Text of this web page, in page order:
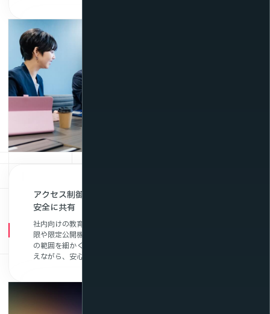
アクセス制御・限定公開機能で教育動画・社内資料を
安全に共有
社内向けの教育コンテンツや機密性の高い資料も、アクセス制
限や限定公開機能により、安全に配信・共有できます。視聴者
の範囲を細かく設定できるため、情報漏洩リスクを最小限に抑
えながら、安心して運用できます。